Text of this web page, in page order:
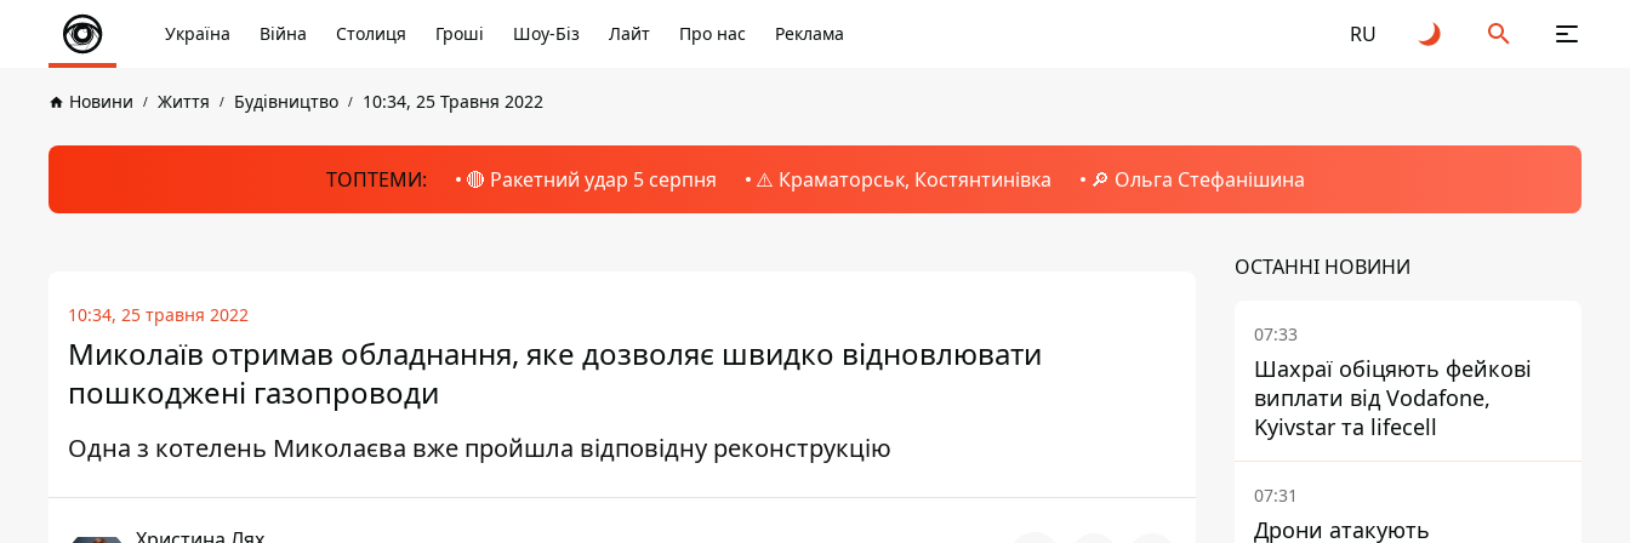
Україна Війна Столиця Гроші Шоу-Біз Лайт Про нас Реклама RU
Новини Життя Будівництво 10:34, 25 Травня 2022
ТОПТЕМИ: 🔴 Ракетний удар 5 серпня ⚠️ Краматорськ, Костянтинівка 🔎 Ольга Стефанішина
10:34, 25 травня 2022
Миколаїв отримав обладнання, яке дозволяє швидко відновлювати
пошкоджені газопроводи
Одна з котелень Миколаєва вже пройшла відповідну реконструкцію
ОСТАННІ НОВИНИ
07:33
Шахраї обіцяють фейкові
виплати від Vodafone,
Kyivstar та lifecell
07:31
Дрони атакують